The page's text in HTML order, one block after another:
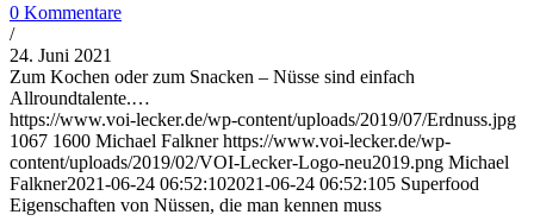
0 Kommentare
/
24. Juni 2021
Zum Kochen oder zum Snacken – Nüsse sind einfach
Allroundtalente.…
https://www.voi-lecker.de/wp-content/uploads/2019/07/Erdnuss.jpg
1067 1600 Michael Falkner https://www.voi-lecker.de/wp-
content/uploads/2019/02/VOI-Lecker-Logo-neu2019.png Michael
Falkner2021-06-24 06:52:102021-06-24 06:52:105 Superfood
Eigenschaften von Nüssen, die man kennen muss